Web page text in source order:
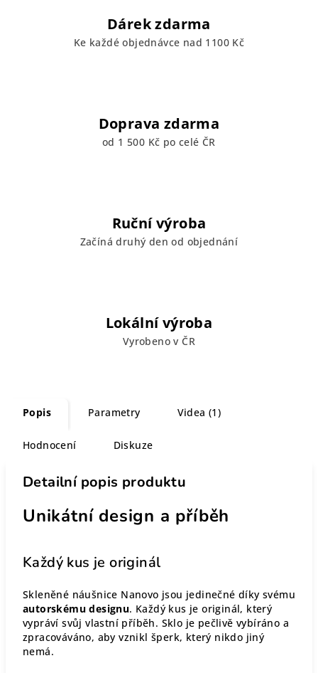
Dárek zdarma
Ke každé objednávce nad 1100 Kč
Doprava zdarma
od 1 500 Kč po celé ČR
Ruční výroba
Začíná druhý den od objednání
Lokální výroba
Vyrobeno v ČR
Popis Parametry Videa (1)
Hodnocení Diskuze
Detailní popis produktu
Unikátní design a příběh
Každý kus je originál
Skleněné náušnice Nanovo jsou jedinečné díky svému
autorskému designu. Každý kus je originál, který
vypráví svůj vlastní příběh. Sklo je pečlivě vybíráno a
zpracováváno, aby vznikl šperk, který nikdo jiný
nemá.